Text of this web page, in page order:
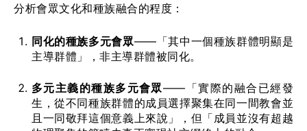
分析會眾文化和種族融合的程度：
同化的種族多元會眾——「其中一個種族群體明顯是
主導群體」，非主導群體被同化。
多元主義的種族多元會眾——「實際的融合已經發
生，從不同種族群體的成員選擇聚集在同一間教會並
且一同敬拜這個意義上來說」，但「成員並沒有超越